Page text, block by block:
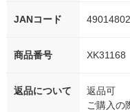
JANコード
商品番号 XK31168
返品について
返品可
ご購入の